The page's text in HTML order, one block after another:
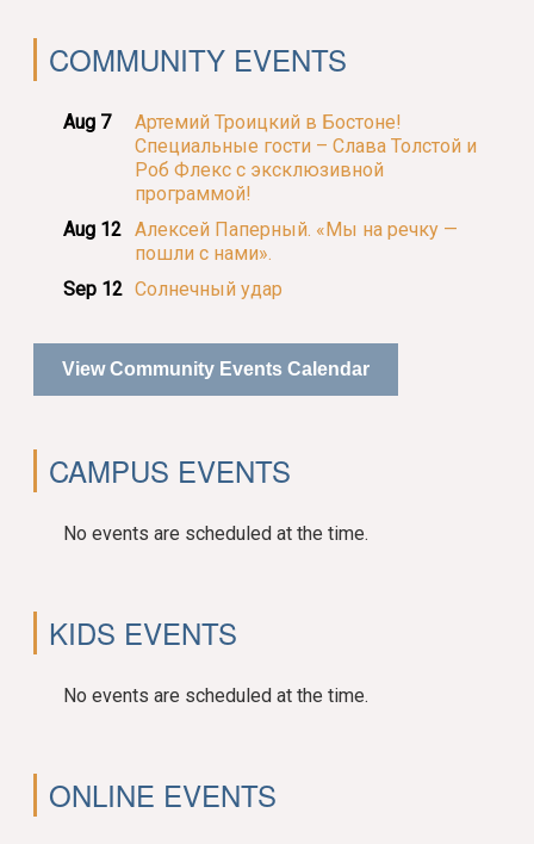
COMMUNITY EVENTS
Aug 7
Артемий Троицкий в Бостоне!
Специальные гости – Слава Толстой и
Роб Флекс с эксклюзивной
программой!
Aug 12 Алексей Паперный. «Мы на речку —
пошли с нами».
Sep 12 Солнечный удар
View Community Events Calendar
CAMPUS EVENTS
No events are scheduled at the time.
KIDS EVENTS
No events are scheduled at the time.
ONLINE EVENTS